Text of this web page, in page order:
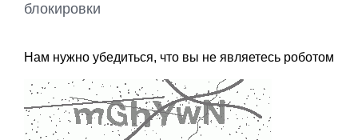
блокировки
Нам нужно убедиться, что вы не являетесь роботом